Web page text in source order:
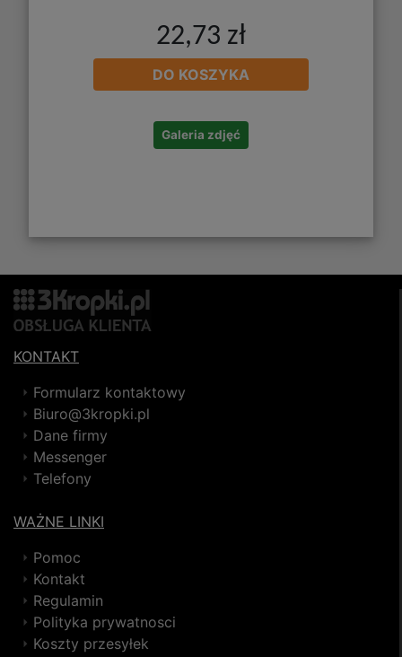
22,73 zł
DO KOSZYKA
Galeria zdjęć
KONTAKT
Formularz kontaktowy
Biuro@3kropki.pl
Dane firmy
Messenger
Telefony
WAŻNE LINKI
Pomoc
Kontakt
Regulamin
Polityka prywatnosci
Koszty przesyłek